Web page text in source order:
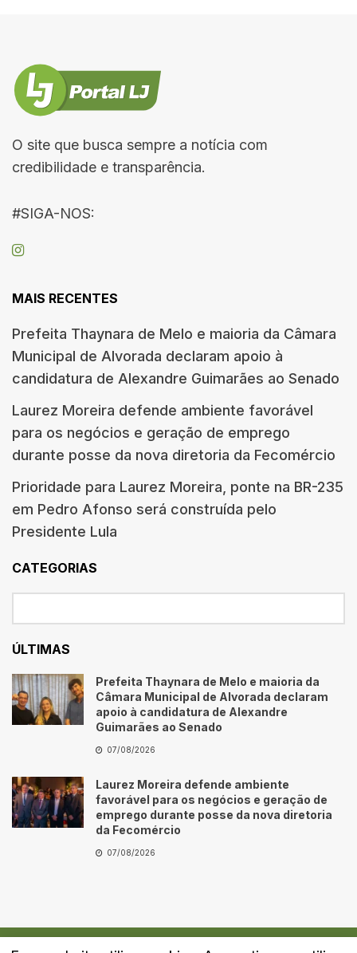
O site que busca sempre a notícia com
credibilidade e transparência.
#SIGA-NOS:
MAIS RECENTES
Prefeita Thaynara de Melo e maioria da Câmara
Municipal de Alvorada declaram apoio à
candidatura de Alexandre Guimarães ao Senado
Laurez Moreira defende ambiente favorável
para os negócios e geração de emprego
durante posse da nova diretoria da Fecomércio
Prioridade para Laurez Moreira, ponte na BR-235
em Pedro Afonso será construída pelo
Presidente Lula
CATEGORIAS
ÚLTIMAS
Prefeita Thaynara de Melo e maioria da
Câmara Municipal de Alvorada declaram
apoio à candidatura de Alexandre
Guimarães ao Senado
07/08/2026
Laurez Moreira defende ambiente
favorável para os negócios e geração de
emprego durante posse da nova diretoria
da Fecomércio
07/08/2026